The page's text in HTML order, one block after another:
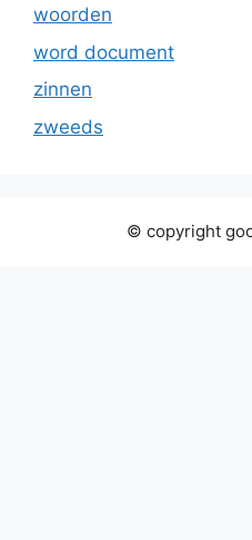
woorden
word document
zinnen
zweeds
© copyright